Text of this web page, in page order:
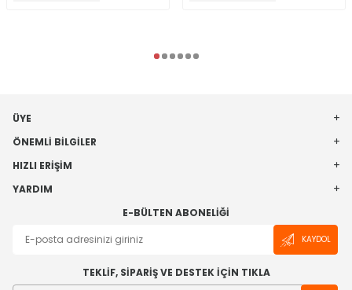
ÜYE
ÖNEMLI BILGILER
HIZLI ERIŞIM
YARDIM
E-BÜLTEN ABONELIĞI
KAYDOL
TEKLİF, SİPARİŞ VE DESTEK İÇİN TIKLA